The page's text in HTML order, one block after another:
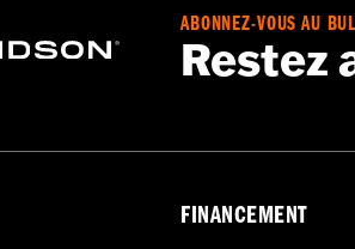
ABONNEZ-VOUS AU
Restez
FINANCEMENT